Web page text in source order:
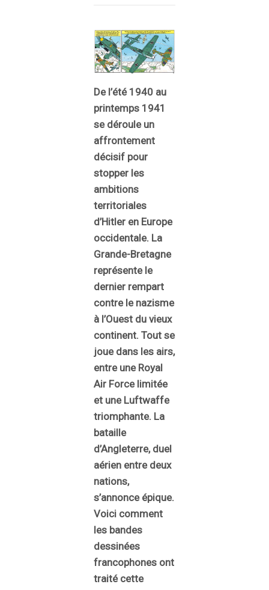
De l’été 1940 au
printemps 1941
se déroule un
affrontement
décisif pour
stopper les
ambitions
territoriales
d’Hitler en Europe
occidentale. La
Grande-Bretagne
représente le
dernier rempart
contre le nazisme
à l’Ouest du vieux
continent. Tout se
joue dans les airs,
entre une Royal
Air Force limitée
et une Luftwaffe
triomphante. La
bataille
d’Angleterre, duel
aérien entre deux
nations,
s’annonce épique.
Voici comment
les bandes
dessinées
francophones ont
traité cette